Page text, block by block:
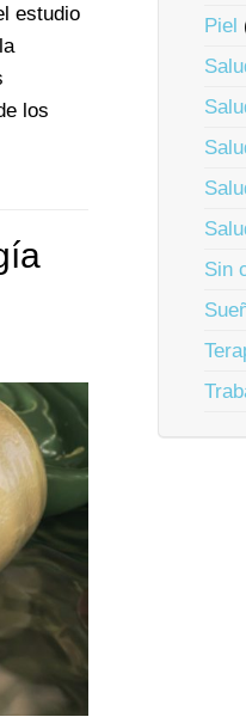
estudio
los
Piel
Sin